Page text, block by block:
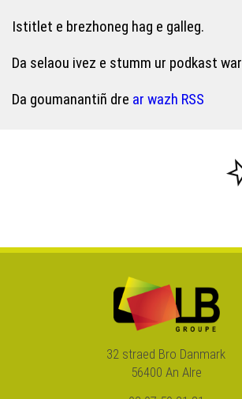
Istitlet e brezhoneg hag e galleg.
Da selaou ivez e stumm ur podkast war
Da goumanantiñ dre ar wazh RSS
32 straed Bro Danmark
56400 An Alre